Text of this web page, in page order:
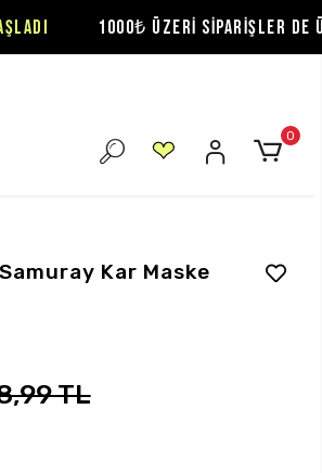
ÜZERİ SİPARİŞLER DE ÜCRETSİZ
0
Kar Maske
TL